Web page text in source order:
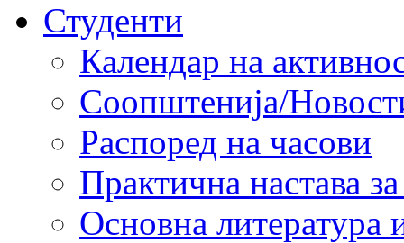
Студенти
Календар на
Соопштенија/
Распоред на часови
Практична настава
Основна литература